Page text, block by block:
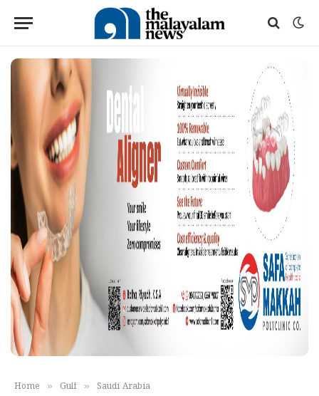
Home » Gulf » Saudi Arabia